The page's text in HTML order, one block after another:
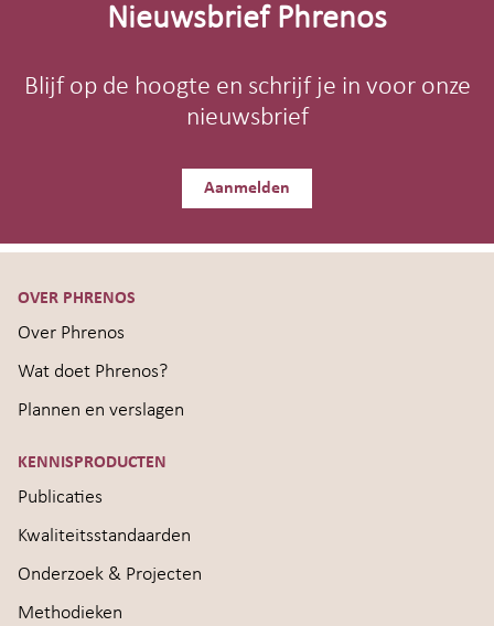
Nieuwsbrief Phrenos
Blijf op de hoogte en schrijf je in voor onze
nieuwsbrief
Aanmelden
OVER PHRENOS
Over Phrenos
Wat doet Phrenos?
Plannen en verslagen
KENNISPRODUCTEN
Publicaties
Kwaliteitsstandaarden
Onderzoek & Projecten
Methodieken